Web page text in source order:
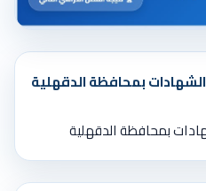
بمحافظة الدقهلية
بمحافظة الدقهلية